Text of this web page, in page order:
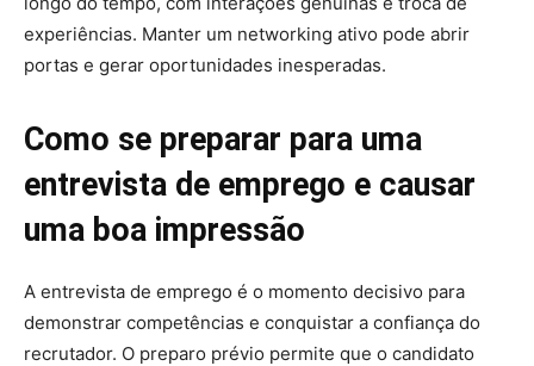
experiências. Manter um networking ativo pode abrir
portas e gerar oportunidades inesperadas.
Como se preparar para uma
entrevista de emprego e causar
uma boa impressão
A entrevista de emprego é o momento decisivo para
demonstrar competências e conquistar a confiança do
recrutador. O preparo prévio permite que o candidato